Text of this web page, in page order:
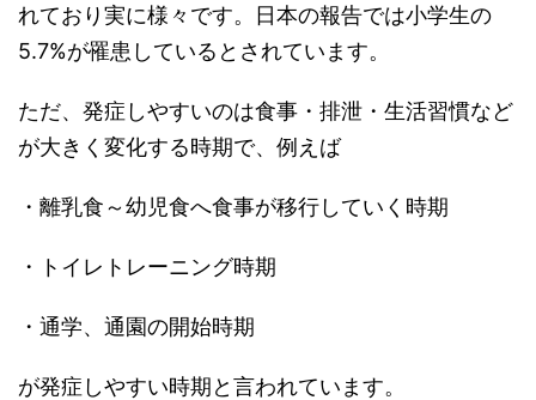
れており実に様々です。日本の報告では小学生の
5.7%が罹患しているとされています。
ただ、発症しやすいのは食事・排泄・生活習慣など
が大きく変化する時期で、例えば
・離乳食～幼児食へ食事が移行していく時期
・トイレトレーニング時期
・通学、通園の開始時期
が発症しやすい時期と言われています。